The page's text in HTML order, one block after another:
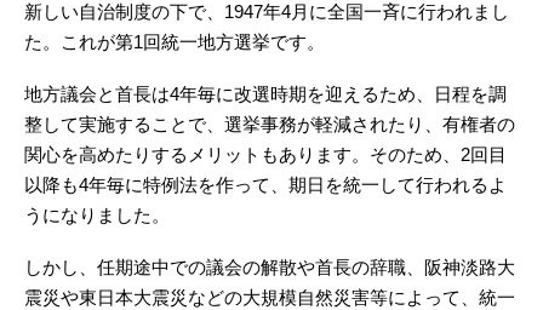
新しい自治制度の下で、1947年4月に全国一斉に行われまし
た。これが第1回統一地方選挙です。
地方議会と首長は4年毎に改選時期を迎えるため、日程を調
整して実施することで、選挙事務が軽減されたり、有権者の
関心を高めたりするメリットもあります。そのため、2回目
以降も4年毎に特例法を作って、期日を統一して行われるよ
うになりました。
しかし、任期途中での議会の解散や首長の辞職、阪神淡路大
震災や東日本大震災などの大規模自然災害等によって、統一